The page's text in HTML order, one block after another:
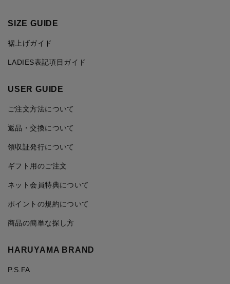
SIZE GUIDE
裾上げガイド
LADIES表記項目ガイド
USER GUIDE
ご注文方法について
返品・交換について
領収証発行について
ギフト用のご注文
ネット会員特典について
ポイントの規約について
商品の簡単な探し方
HARUYAMA BRAND
P.S.FA